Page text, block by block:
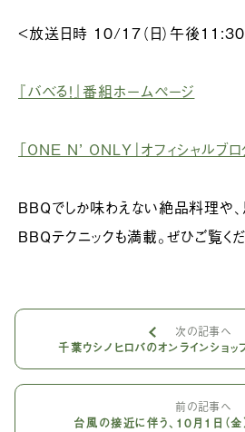
<放送日時 10/17（日）午後
『バベる！』番組ホームページ
「ONE N’ ONLY」オフィシャルブロ
BBQでしか味わえない絶品料理や、
BBQテクニックも満載。ぜひご覧くだ
次の記事へ
千葉ウシノヒロバのオンラインショッ
前の記事へ
台風の接近に伴う、10月1日（